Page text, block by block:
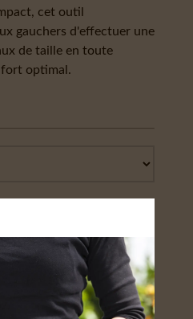
cet outil
gauchers d'effectuer une
de taille en toute
optimal.